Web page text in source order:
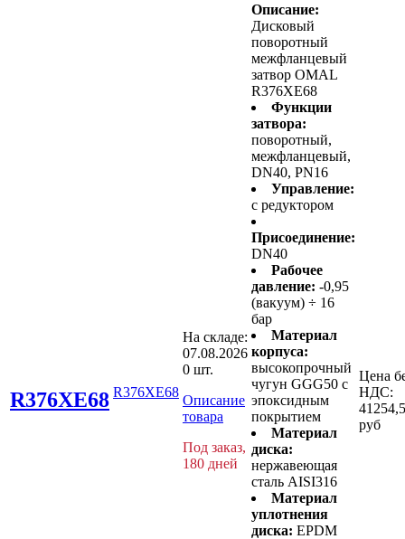
R376XE68 R376XE68
На складе:
07.08.2026
0 шт.
Описание
товара
Под заказ,
180 дней
Описание:
Дисковый
поворотный
межфланцевый
затвор OMAL
R376XE68
Функции
затвора:
поворотный,
межфланцевый,
DN40, PN16
Управление:
с редуктором
Присоединение:
DN40
Рабочее
давление: -0,95
(вакуум) ÷ 16
бар
Материал
корпуса:
высокопрочный
чугун GGG50 с
эпоксидным
покрытием
Материал
диска:
нержавеющая
сталь AISI316
Материал
уплотнения
диска: EPDM
Цена
НДС:
руб